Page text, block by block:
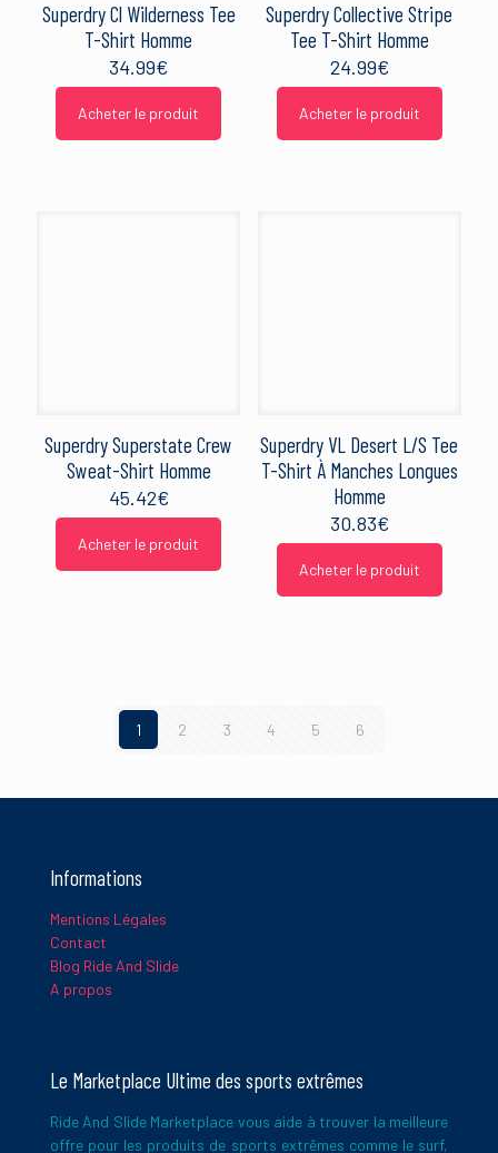
Superdry Cl Wilderness Tee
T-Shirt Homme
34.99€
Acheter le produit
Superdry Collective Stripe
Tee T-Shirt Homme
24.99€
Acheter le produit
Superdry Superstate Crew
Sweat-Shirt Homme
45.42€
Acheter le produit
Superdry VL Desert L/S Tee
T-Shirt À Manches Longues
Homme
30.83€
Acheter le produit
1 2 3 4 5 6
Informations
Mentions Légales
Contact
Blog Ride And Slide
A propos
Le Marketplace Ultime des sports extrêmes
Ride And Slide Marketplace vous aide à trouver la meilleure
offre pour les produits de sports extrêmes comme le surf,